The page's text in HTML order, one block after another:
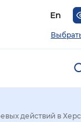
En
действий в